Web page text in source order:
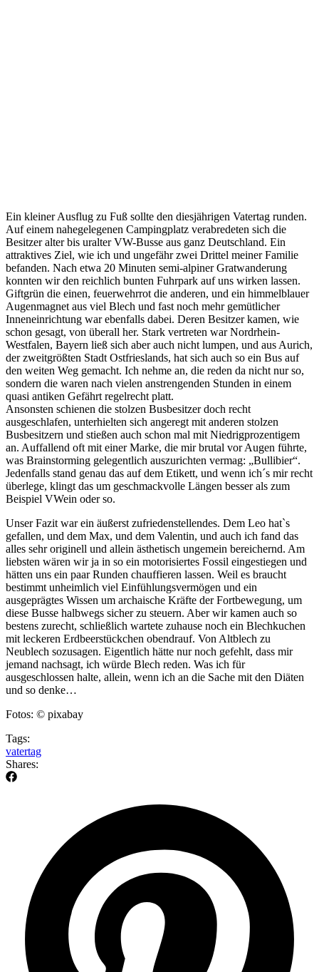
Ein kleiner Ausflug zu Fuß sollte den diesjährigen Vatertag runden.
Auf einem nahegelegenen Campingplatz verabredeten sich die
Besitzer alter bis uralter VW-Busse aus ganz Deutschland. Ein
attraktives Ziel, wie ich und ungefähr zwei Drittel meiner Familie
befanden. Nach etwa 20 Minuten semi-alpiner Gratwanderung
konnten wir den reichlich bunten Fuhrpark auf uns wirken lassen.
Giftgrün die einen, feuerwehrrot die anderen, und ein himmelblauer
Augenmagnet aus viel Blech und fast noch mehr gemütlicher
Inneneinrichtung war ebenfalls dabei. Deren Besitzer kamen, wie
schon gesagt, von überall her. Stark vertreten war Nordrhein-
Westfalen, Bayern ließ sich aber auch nicht lumpen, und aus Aurich,
der zweitgrößten Stadt Ostfrieslands, hat sich auch so ein Bus auf
den weiten Weg gemacht. Ich nehme an, die reden da nicht nur so,
sondern die waren nach vielen anstrengenden Stunden in einem
quasi antiken Gefährt regelrecht platt.
Ansonsten schienen die stolzen Busbesitzer doch recht
ausgeschlafen, unterhielten sich angeregt mit anderen stolzen
Busbesitzern und stießen auch schon mal mit Niedrigprozentigem
an. Auffallend oft mit einer Marke, die mir brutal vor Augen führte,
was Brainstorming gelegentlich auszurichten vermag: „Bullibier“.
Jedenfalls stand genau das auf dem Etikett, und wenn ich´s mir recht
überlege, klingt das um geschmackvolle Längen besser als zum
Beispiel VWein oder so.
Unser Fazit war ein äußerst zufriedenstellendes. Dem Leo hat`s
gefallen, und dem Max, und dem Valentin, und auch ich fand das
alles sehr originell und allein ästhetisch ungemein bereichernd. Am
liebsten wären wir ja in so ein motorisiertes Fossil eingestiegen und
hätten uns ein paar Runden chauffieren lassen. Weil es braucht
bestimmt unheimlich viel Einfühlungsvermögen und ein
ausgeprägtes Wissen um archaische Kräfte der Fortbewegung, um
diese Busse halbwegs sicher zu steuern. Aber wir kamen auch so
bestens zurecht, schließlich wartete zuhause noch ein Blechkuchen
mit leckeren Erdbeerstückchen obendrauf. Von Altblech zu
Neublech sozusagen. Eigentlich hätte nur noch gefehlt, dass mir
jemand nachsagt, ich würde Blech reden. Was ich für
ausgeschlossen halte, allein, wenn ich an die Sache mit den Diäten
und so denke…
Fotos: © pixabay
Tags:
vatertag
Shares: